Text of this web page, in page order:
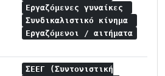
Εργαζόμενες γυναίκες
Συνδικαλιστικό κίνημα
Εργαζόμενοι / αιτήματα
ΣΕΕΓ (Συντονιστική